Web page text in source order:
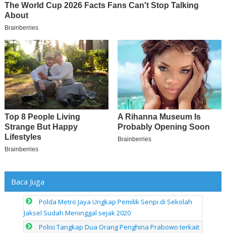
Baca Juga
Polda Metro Jaya Ungkap Pemilik Senpi di Sekolah
Jaksel Sudah Meninggal sejak 2020
Polisi Tangkap Dua Orang Penghina Prabowo terkait